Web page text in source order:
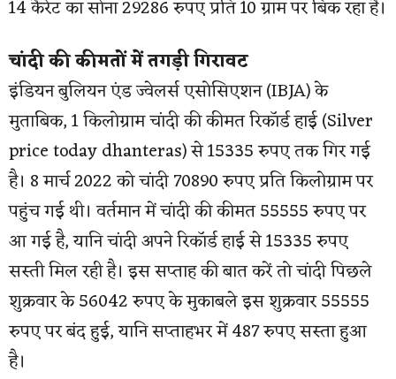
14 कैरेट का सोना 29286 रुपए प्रति 10 ग्राम पर बिक रहा है।
चांदी की कीमतों में तगड़ी गिरावट
इंडियन बुलियन एंड ज्वेलर्स एसोसिएशन (IBJA) के
मुताबिक, 1 किलोग्राम चांदी की कीमत रिकॉर्ड हाई (Silver
price today dhanteras) से 15335 रुपए तक गिर गई
है। 8 मार्च 2022 को चांदी 70890 रुपए प्रति किलोग्राम पर
पहुंच गई थी। वर्तमान में चांदी की कीमत 55555 रुपए पर
आ गई है, यानि चांदी अपने रिकॉर्ड हाई से 15335 रुपए
सस्ती मिल रही है। इस सप्ताह की बात करें तो चांदी पिछले
शुक्रवार के 56042 रुपए के मुकाबले इस शुक्रवार 55555
रुपए पर बंद हुई, यानि सप्ताहभर में 487 रुपए सस्ता हुआ
है।